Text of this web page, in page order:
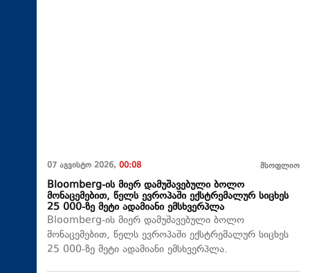
07 აგვისტო 2026, 00:08 მსოფლიო
Bloomberg-ის მიერ დამუშავებული ბოლო
მონაცემებით, წელს ევროპაში ექსტრემალურ სიცხეს
25 000-ზე მეტი ადამიანი ემსხვერპლა
Bloomberg-ის მიერ დამუშავებული ბოლო
მონაცემებით, წელს ევროპაში ექსტრემალურ სიცხეს
25 000-ზე მეტი ადამიანი ემსხვერპლა.